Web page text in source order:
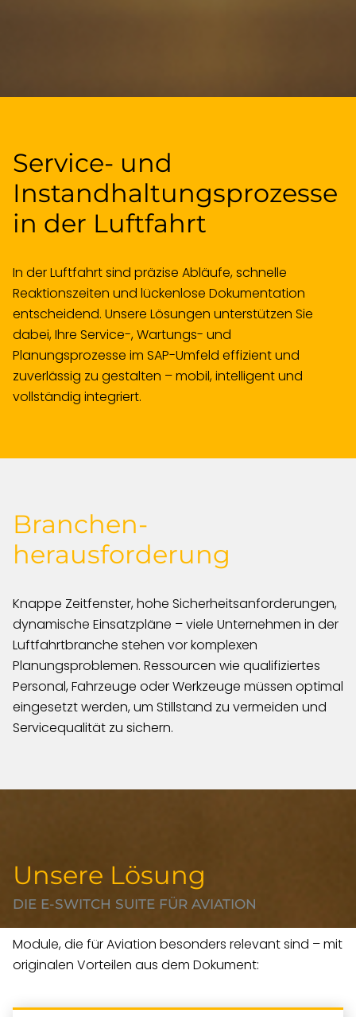
Service- und
Instandhaltungs­prozesse
in der Luftfahrt
In der Luftfahrt sind präzise Abläufe, schnelle
Reaktionszeiten und lückenlose Dokumentation
entscheidend. Unsere Lösungen unterstützen Sie
dabei, Ihre Service-, Wartungs- und
Planungsprozesse im SAP-Umfeld effizient und
zuverlässig zu gestalten – mobil, intelligent und
vollständig integriert.
Branchen­
herausforderung
Knappe Zeitfenster, hohe Sicherheitsanforderungen,
dynamische Einsatzpläne – viele Unternehmen in der
Luftfahrtbranche stehen vor komplexen
Planungsproblemen. Ressourcen wie qualifiziertes
Personal, Fahrzeuge oder Werkzeuge müssen optimal
eingesetzt werden, um Stillstand zu vermeiden und
Servicequalität zu sichern.
Unsere Lösung
DIE E-SWITCH SUITE FÜR AVIATION
Module, die für Aviation besonders relevant sind – mit
originalen Vorteilen aus dem Dokument: